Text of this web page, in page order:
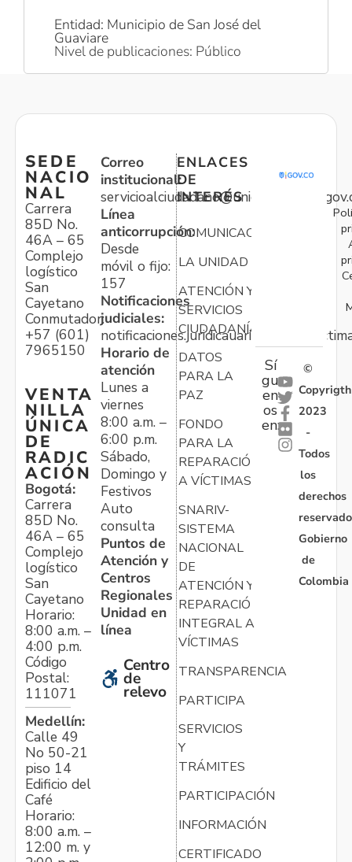
Entidad: Municipio de San José del
Guaviare
Nivel de publicaciones: Público
SEDE
NACIO
NAL
Carrera
85D No.
46A – 65
Complejo
logístico
San
Cayetano
Conmutador:
+57 (601)
7965150
VENTA
NILLA
ÚNICA
DE
RADIC
ACIÓN
Bogotá:
Carrera
85D No.
46A – 65
Complejo
logístico
San
Cayetano
Horario:
8:00 a.m. –
4:00 p.m.
Código
Postal:
111071
Medellín:
Calle 49
No 50-21
piso 14
Edificio del
Café
Horario:
8:00 a.m. –
12:00 m. y
Correo
institucional:
Línea
anticorrupción:
Desde
móvil o fijo:
157
Notificaciones
judiciales:
Horario de
atención
Lunes a
viernes
8:00 a.m. –
6:00 p.m.
Sábado,
Domingo y
Festivos
Auto
consulta
Puntos de
Atención y
Centros
Regionales
Unidad en
línea
Centro
de
relevo
ENLACES
DE
INTERÉS
COMUNICACIONES
LA UNIDAD
ATENCIÓN Y
SERVICIOS
CIUDADANÍA
DATOS
PARA LA
PAZ
FONDO
PARA LA
REPARACIÓN
A VÍCTIMAS
SNARIV-
SISTEMA
NACIONAL
DE
ATENCIÓN Y
REPARACIÓN
INTEGRAL A
VÍCTIMAS
TRANSPARENCIA
PARTICIPA
SERVICIOS
Y
TRÁMITES
PARTICIPACIÓN
INFORMACIÓN
CERTIFICADO
Sí
gu
en
os
en:
©
Copyrigth
2023
-
Todos
los
derechos
Gobierno
de
Colombia